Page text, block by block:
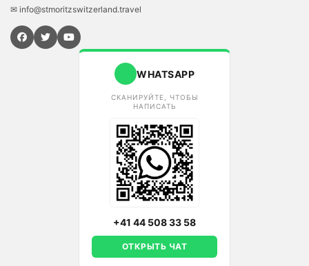
✉ info@stmoritzswitzerland.travel
WHATSAPP
СКАНИРУЙТЕ, ЧТОБЫ
НАПИСАТЬ
+41 44 508 33 58
ОТКРЫТЬ ЧАТ